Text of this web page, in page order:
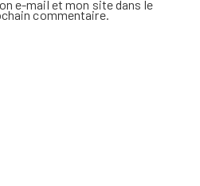
e-mail et mon site dans le
commentaire.